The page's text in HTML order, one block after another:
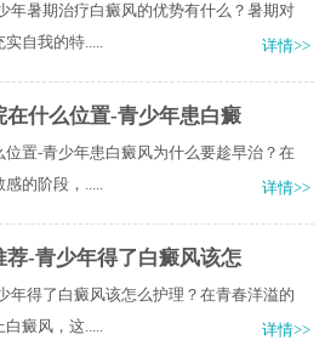
年暑期治疗白癜风的优势有什么？暑期对
自我的特.....
详情>>
在什么位置-青少年患白癜
置-青少年患白癜风为什么要趁早治？在
的阶段，.....
详情>>
-青少年得了白癜风该怎
年得了白癜风该怎么护理？在青春洋溢的
癜风，这.....
详情>>